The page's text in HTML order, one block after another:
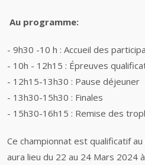
Au programme:
- 9h30 -10 h : Accueil des
- 10h - 12h15 : Épreuves
- 12h15-13h30 : Pause déjeuner
- 13h30-15h30 : Finales
- 15h30-16h15 : Remise des
Ce championnat est qualificatif
aura lieu du 22 au 24 Mars 2024